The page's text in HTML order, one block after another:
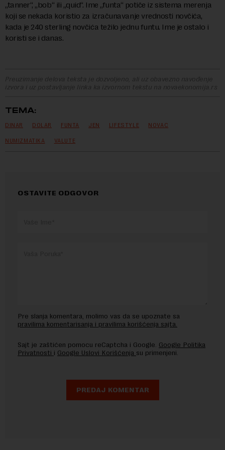
„tanner“, „bob“ ili „quid“. Ime „funta“ potiče iz sistema merenja
koji se nekada koristio za izračunavanje vrednosti novčića,
kada je 240 sterling novčića težilo jednu funtu. Ime je ostalo i
koristi se i danas.
Preuzimanje delova teksta je dozvoljeno, ali uz obavezno navođenje
izvora i uz postavljanje linka ka izvornom tekstu na novaekonomija.rs
TEMA:
DINAR DOLAR FUNTA JEN LIFESTYLE NOVAC
NUMIZMATIKA VALUTE
OSTAVITE ODGOVOR
Pre slanja komentara, molimo vas da se upoznate sa
pravilima komentarisanja i pravilima korišćenja sajta.
Sajt je zaštićen pomocu reCaptcha i Google. Google Politika
Privatnosti i Google Uslovi Korišćenja su primenjeni.